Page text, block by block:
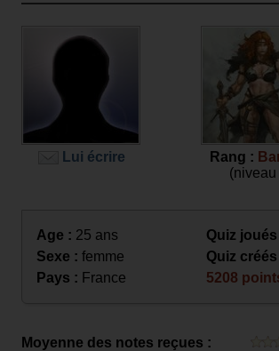
Lui écrire Rang :
(niveau
Age : 25 ans
Sexe : femme
Pays : France
Quiz joués
Quiz créés
5208
Moyenne des notes reçues :